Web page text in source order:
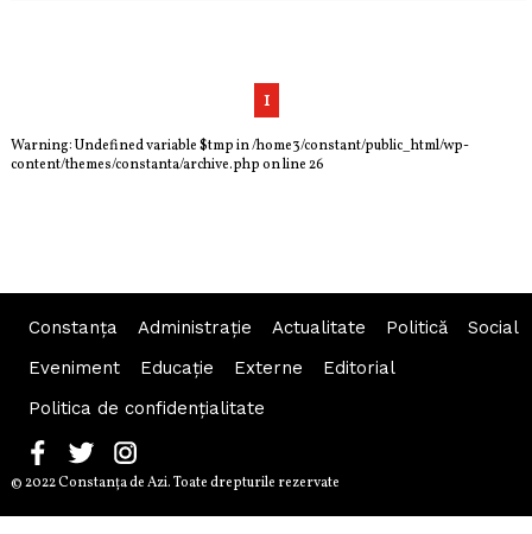
1
Warning: Undefined variable $tmp in/home3/constant/public_html/wp-
content/themes/constanta/archive.phpon line26
Constanța Administraţie Actualitate Politică
Social
Eveniment
Educaţie Externe
Editorial
Politica de confidențialitate
© 2022 Constanţa de Azi. Toate drepturile rezervate